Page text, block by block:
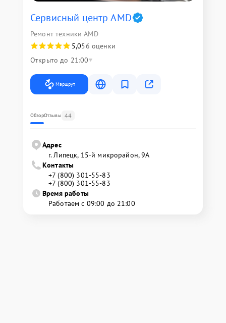
Сервисный центр AMD
Ремонт техники AMD
5,056 оценки
Открыто до 21:00
Маршрут
ОбзорОтзывы 44
Адрес
г. Липецк, 15-й микрорайон, 9А
Контакты
+7 (800) 301-55-83
+7 (800) 301-55-83
Время работы
Работаем с 09:00 до 21:00